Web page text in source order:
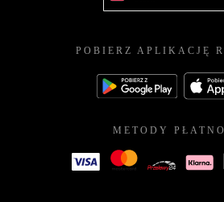
POBIERZ APLIKACJĘ
METODY